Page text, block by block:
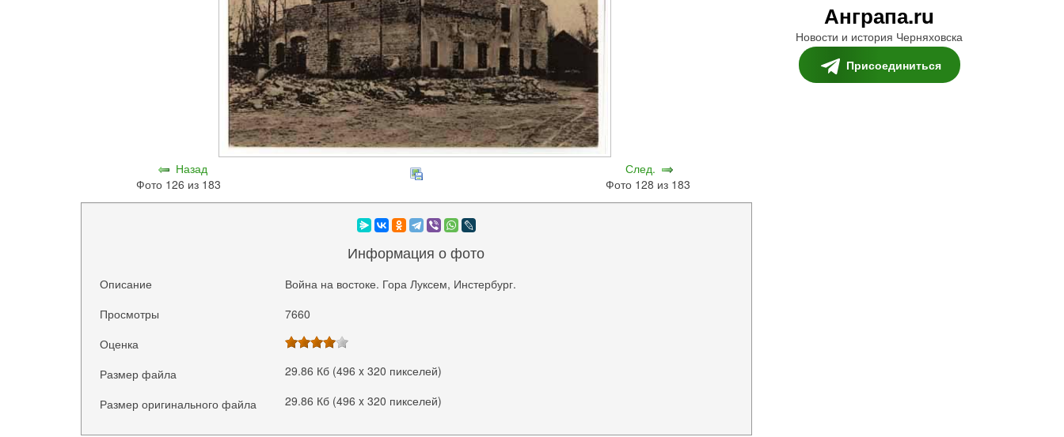
Назад
Фото 126 из 183
След.
Фото 128 из 183
Информация о фото
Описание
Война на востоке. Гора Луксем, Инстербург.
Просмотры
7660
Оценка
Размер файла
29.86 Кб (496 x 320 пикселей)
Размер оригинального файла 29.86 Кб (496 x 320 пикселей)
Анграпа.ru
Новости и история Черняховска
Присоединиться